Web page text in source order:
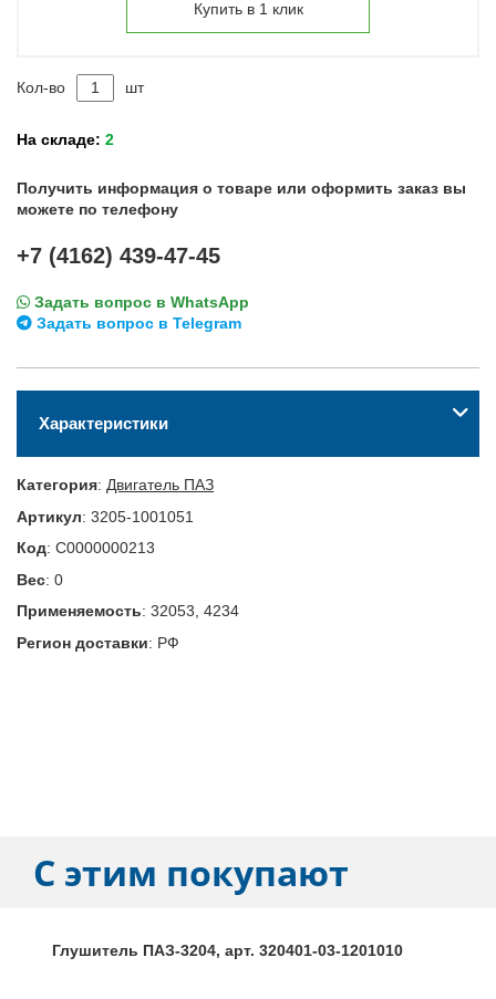
Купить в 1 клик
Кол-во шт
На складе: 2
Получить информация о товаре или оформить заказ вы
можете по телефону
+7 (4162) 439-47-45
Задать вопрос в WhatsApp
Задать вопрос в Telegram
Характеристики
Категория: Двигатель ПАЗ
Артикул: 3205-1001051
Код: С0000000213
Вес: 0
Применяемость: 32053, 4234
Регион доставки: РФ
С этим покупают
Глушитель ПАЗ-3204, арт. 320401-03-1201010